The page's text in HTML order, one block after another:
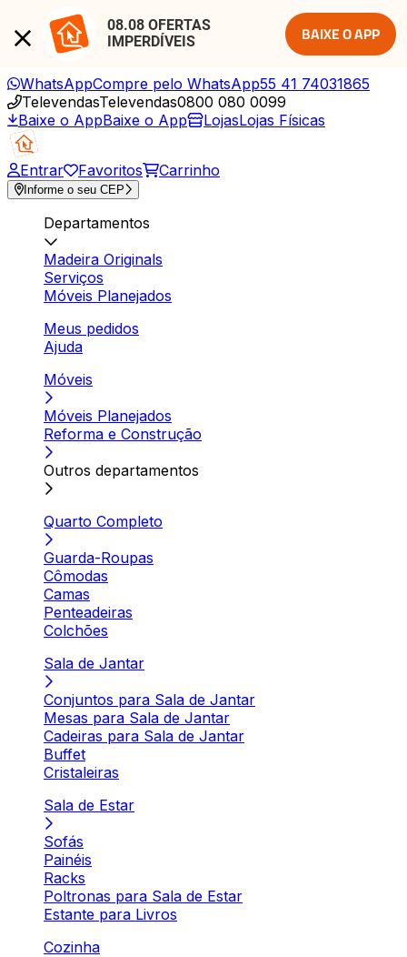
08.08 OFERTAS
IMPERDÍVEIS
BAIXE O APP
WhatsAppCompre pelo WhatsApp55 41 74031865
TelevendasTelevendas0800 080 0099
Baixe o AppBaixe o App LojasLojas Físicas
Entrar Favoritos Carrinho
Informe o seu CEP
Departamentos
Madeira Originals
Serviços
Móveis Planejados
Meus pedidos
Ajuda
Móveis
Móveis Planejados
Reforma e Construção
Outros departamentos
Quarto Completo
Guarda-Roupas
Cômodas
Camas
Penteadeiras
Colchões
Sala de Jantar
Conjuntos para Sala de Jantar
Mesas para Sala de Jantar
Cadeiras para Sala de Jantar
Buffet
Cristaleiras
Sala de Estar
Sofás
Painéis
Racks
Poltronas para Sala de Estar
Estante para Livros
Cozinha